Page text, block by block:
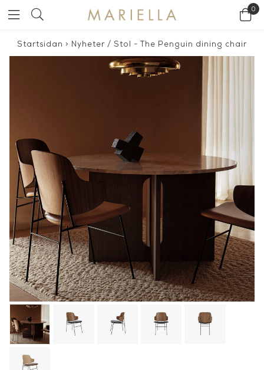
0
Startsidan > Nyheter / Stol - The Penguin dining chair